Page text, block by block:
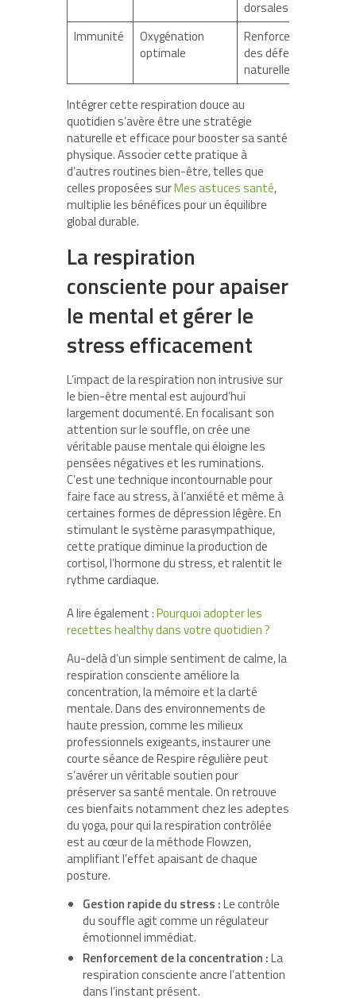
dorsales
Immunité
Oxygénation
optimale
Renforcement
des défenses
naturelles
Intégrer cette respiration douce au
quotidien s’avère être une stratégie
naturelle et efficace pour booster sa santé
physique. Associer cette pratique à
d’autres routines bien-être, telles que
celles proposées surMes astuces santé,
multiplie les bénéfices pour un équilibre
global durable.
La respiration
consciente pour apaiser
le mental et gérer le
stress efficacement
L’impact de la respiration non intrusive sur
le bien-être mental est aujourd’hui
largement documenté. En focalisant son
attention sur le souffle, on crée une
véritable pause mentale qui éloigne les
pensées négatives et les ruminations.
C’est une technique incontournable pour
faire face au stress, à l’anxiété et même à
certaines formes de dépression légère. En
stimulant le système parasympathique,
cette pratique diminue la production de
cortisol, l’hormone du stress, et ralentit le
rythme cardiaque.
A lire également :Pourquoi adopter les
recettes healthy dans votre quotidien ?
Au-delà d’un simple sentiment de calme, la
respiration consciente améliore la
concentration, la mémoire et la clarté
mentale. Dans des environnements de
haute pression, comme les milieux
professionnels exigeants, instaurer une
courte séance de Respire régulière peut
s’avérer un véritable soutien pour
préserver sa santé mentale. On retrouve
ces bienfaits notamment chez les adeptes
du yoga, pour qui la respiration contrôlée
est au cœur de la méthode Flowzen,
amplifiant l’effet apaisant de chaque
posture.
Gestion rapide du stress :Le contrôle
du souffle agit comme un régulateur
émotionnel immédiat.
Renforcement de la concentration :La
respiration consciente ancre l’attention
dans l’instant présent.